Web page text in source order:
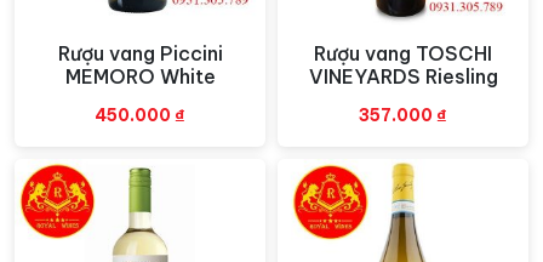
lại cảm giác mượt mà và tròn đầy trên vòm miệng.
Hậu vị kéo dài và dễ chịu, với sự cân bằng tốt giữa axit
và hương vị trái cây, tạo nên một trải nghiệm thưởng
thức độc đáo và đầy cảm xúc.
Những trái nho Chardonnay được thu hoạch thủ công
từ những khu vườn nho chất lượng cao của Chanson tại
Mâcon Villages. Sau đó, chúng được nghiền nát và lên
men trong thùng thép không gỉ để bảo tồn hương vị
Xem nhanh
Rượu vang Piccini
MEMORO White
450.000 ₫
Xem nhanh
Rượu vang TOSCHI
VINEYARDS Riesling
357.000 ₫